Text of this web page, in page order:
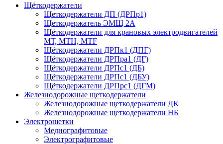
Щёткодержатели
Щеткодержатели ДП (ДРПр1)
Щеткодержатель ЭМЩ 2А
Щёткодержатели для крановых электродвигателей
МТ, МТН, МТF
Щёткодержатели ДРПк1 (ДПГ)
Щёткодержатели ДРПра1 (ДГ)
Щёткодержатели ДРПс1 (ДБ)
Щёткодержатели ДРПс1 (ДБУ)
Щёткодержатели ДРПрс1 (ДГМ)
Железнодорожные щеткодержатели
Железнодорожные щеткодержатели ДК
Железнодорожные щеткодержатели НБ
Электрощетки
Меднографитовые
Электрографитовые